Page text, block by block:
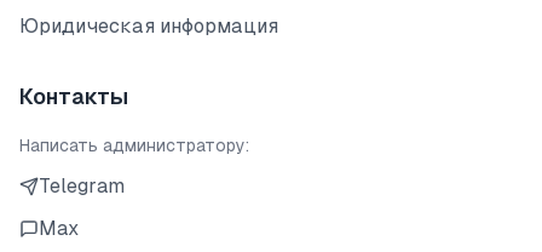
Юридическая информация
Контакты
Написать администратору:
Telegram
Max